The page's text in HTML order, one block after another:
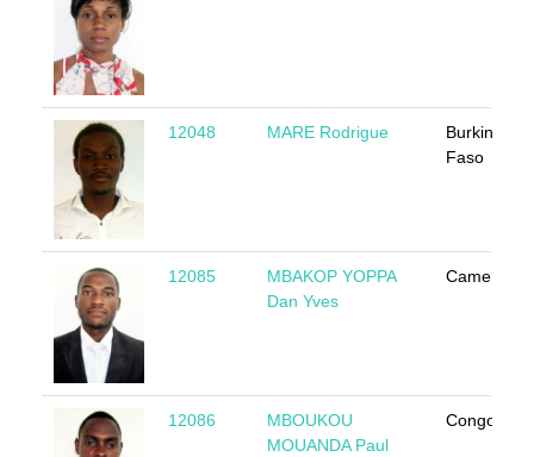
12048 MARE Rodrigue
Burkina
Faso
12085
MBAKOP YOPPA
Dan Yves
Cameroun
12086
MBOUKOU
MOUANDA Paul
Congo